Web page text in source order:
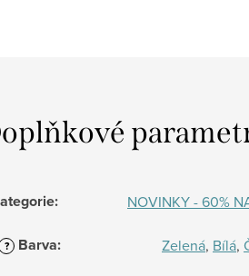
: NOVINKY - 60%
? Barva: Zelená, Bílá,